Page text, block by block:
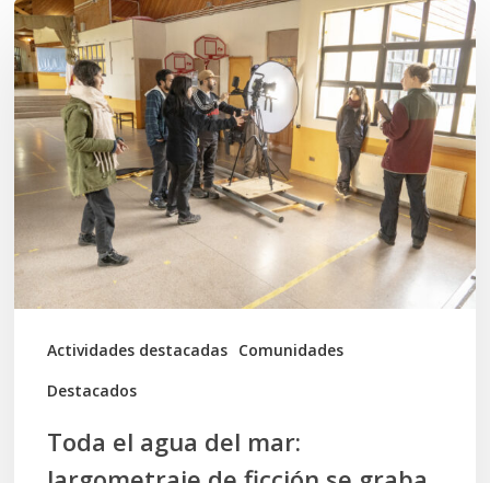
Actividades destacadas Comunidades
Destacados
Toda
el
agua
del
mar:
largometraje
de
ficción
se
graba
Toda el agua del mar: